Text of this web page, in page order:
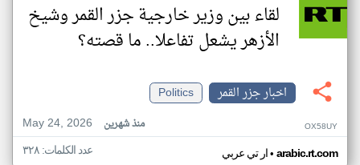
لقاء بين وزير خارجية جزر القمر وشيخ
الأزهر يشعل تفاعلا.. ما قصته؟
اخبار جزر القمر
Politics
May 24, 2026
منذ شهرين OX58UY
ار تي عربي• arabic.rt.com عدد الكلمات: ٣٢٨